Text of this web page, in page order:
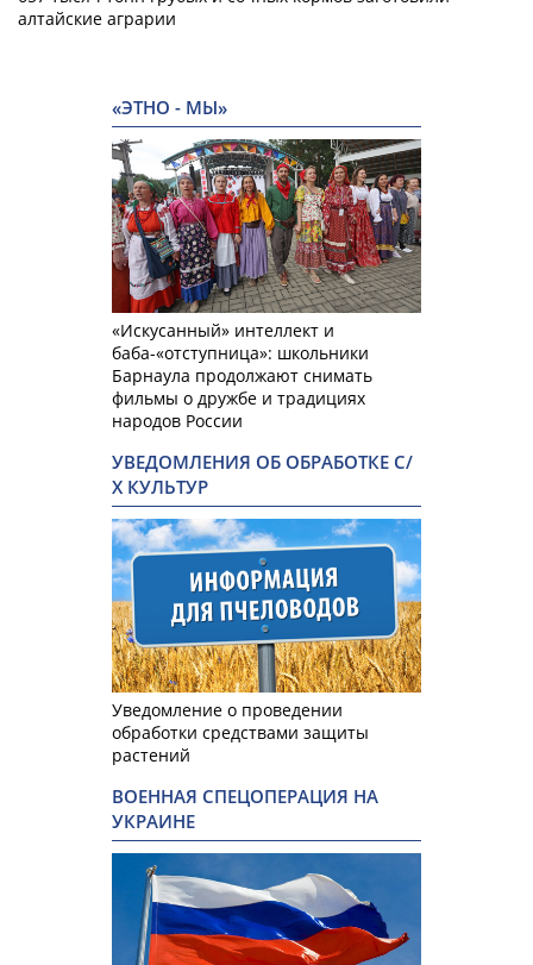
алтайские аграрии
«ЭТНО - МЫ»
«Искусанный» интеллект и
баба-«отступница»: школьники
Барнаула продолжают снимать
фильмы о дружбе и традициях
народов России
УВЕДОМЛЕНИЯ ОБ ОБРАБОТКЕ С/
Х КУЛЬТУР
Уведомление о проведении
обработки средствами защиты
растений
ВОЕННАЯ СПЕЦОПЕРАЦИЯ НА
УКРАИНЕ